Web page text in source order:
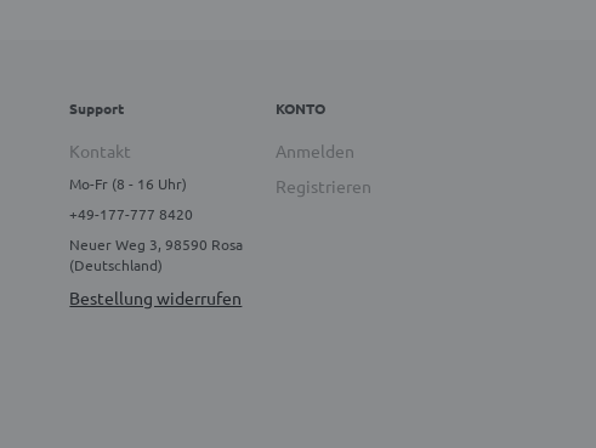
Support
Kontakt
Mo-Fr (8 - 16 Uhr)
+49-177-777 8420
Neuer Weg 3, 98590 Rosa
(Deutschland)
Bestellung widerrufen
KONTO
Anmelden
Registrieren